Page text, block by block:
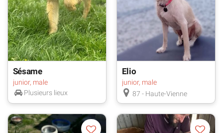
Sésame
junior, male
Plusieurs lieux
Elio
junior, male
87 - Haute-Vienne